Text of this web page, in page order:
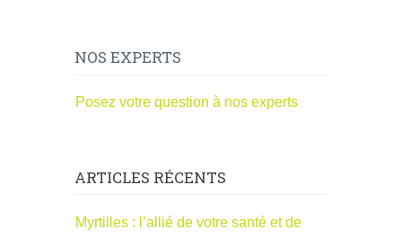
NOS EXPERTS
Posez votre question à nos experts
ARTICLES RÉCENTS
Myrtilles : l’allié de votre santé et de